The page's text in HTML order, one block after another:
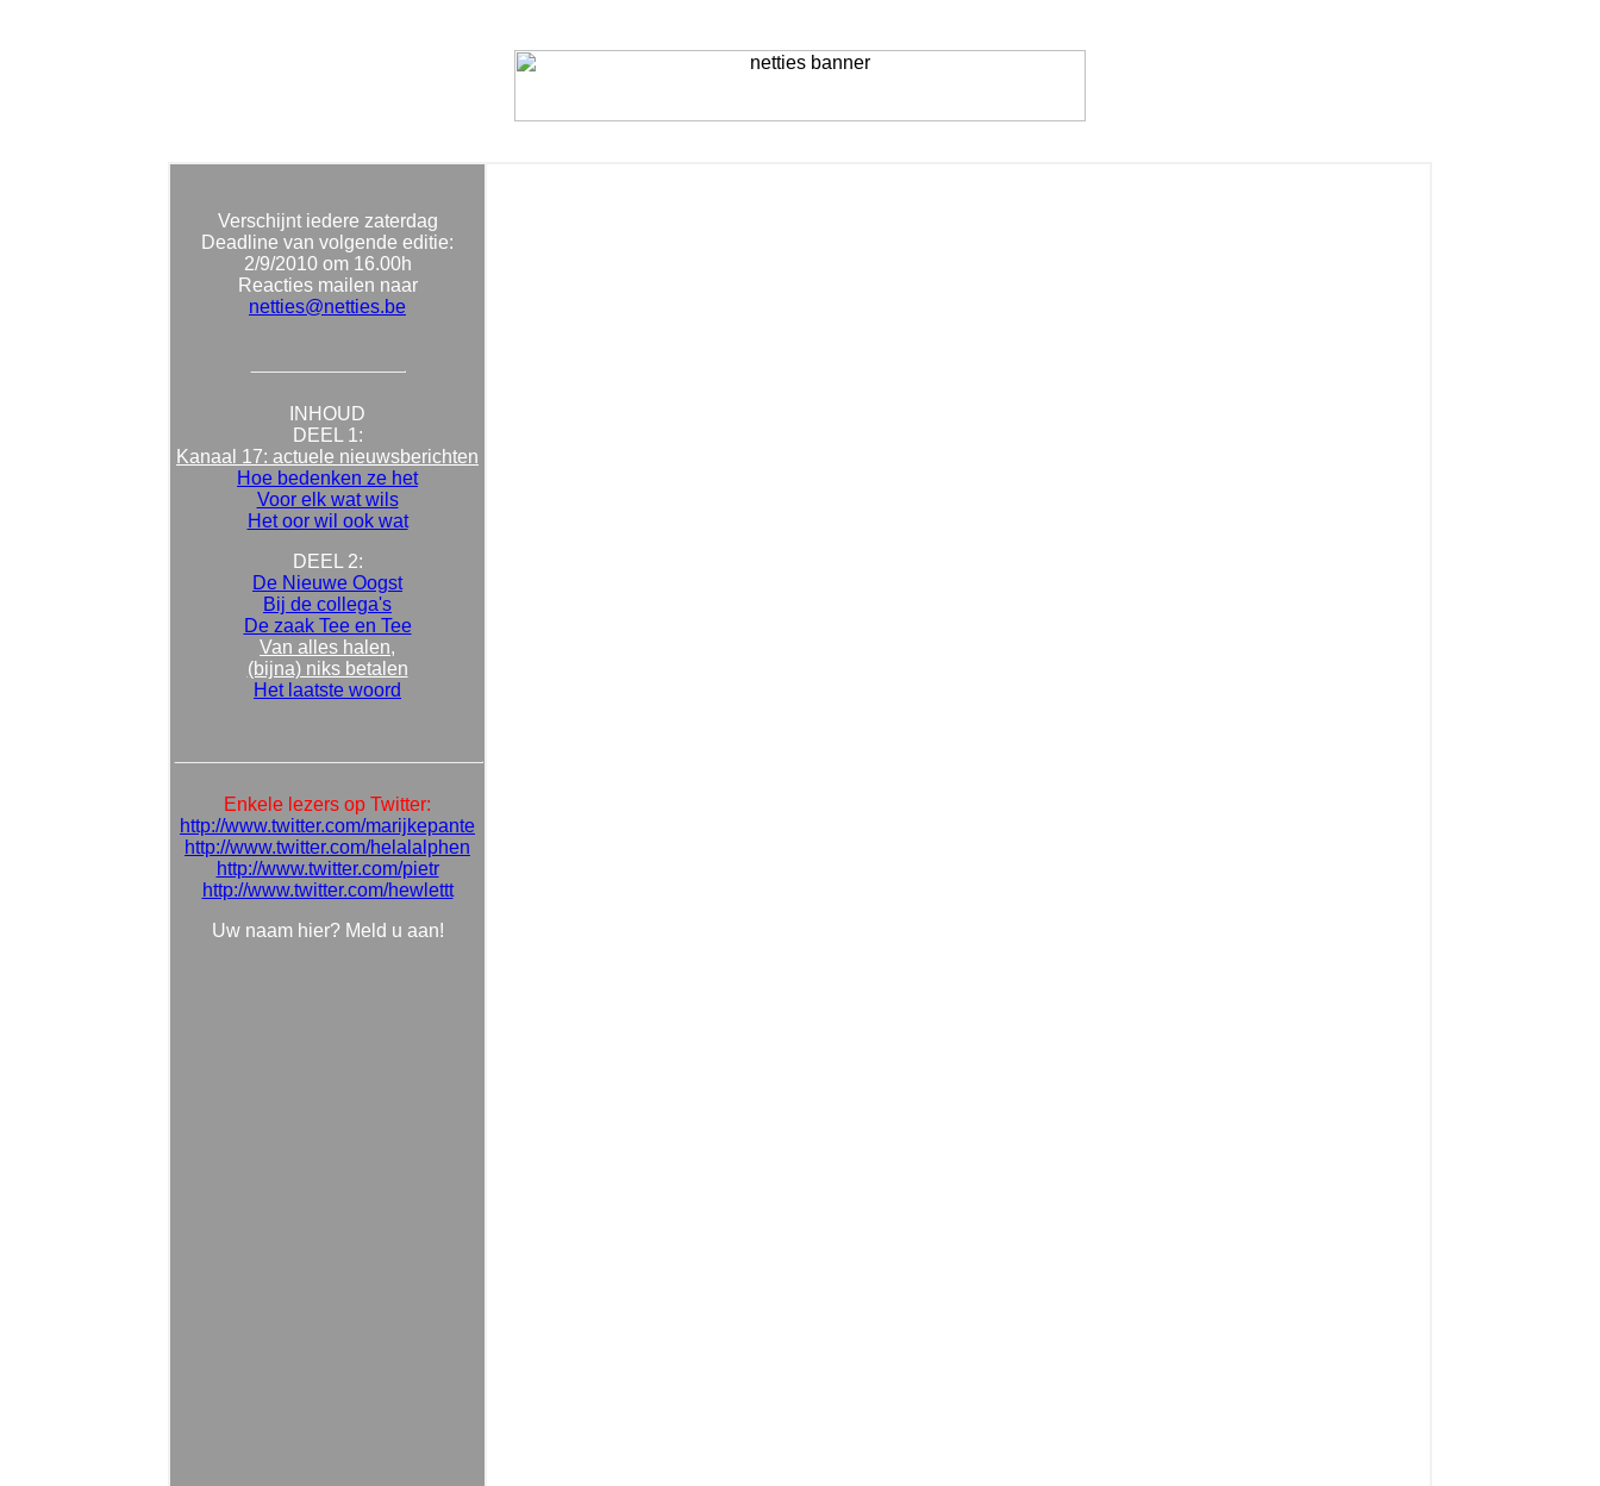
Verschijnt iedere zaterdag
Deadline van volgende editie:
2/9/2010 om 16.00h
Reacties mailen naar
netties@netties.be
INHOUD
DEEL 1:
Kanaal 17: actuele nieuwsberichten
Hoe bedenken ze het
Voor elk wat wils
Het oor wil ook wat
DEEL 2:
De Nieuwe Oogst
Bij de collega's
De zaak Tee en Tee
Van alles halen,
(bijna) niks betalen
Het laatste woord
Enkele lezers op Twitter:
http://www.twitter.com/marijkepante
http://www.twitter.com/helalalphen
http://www.twitter.com/pietr
http://www.twitter.com/hewlettt
Uw naam hier? Meld u aan!